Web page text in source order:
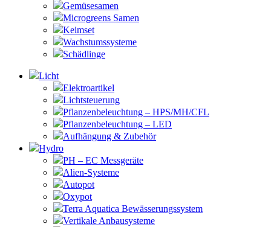
Gemüsesamen
Microgreens Samen
Keimset
Wachstumssysteme
Schädlinge
Licht
Elektroartikel
Lichtsteuerung
Pflanzenbeleuchtung – HPS/MH/CFL
Pflanzenbeleuchtung – LED
Aufhängung & Zubehör
Hydro
PH – EC Messgeräte
Alien-Systeme
Autopot
Oxypot
Terra Aquatica Bewässerungssystem
Vertikale Anbausysteme